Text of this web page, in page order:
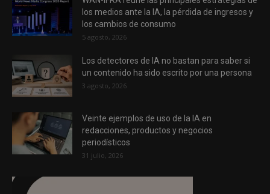
los medios ante la IA, la pérdida de ingresos y
los cambios de consumo
5 agosto, 2026
Los detectores de IA no bastan para saber si
un contenido ha sido escrito por una persona
3 agosto, 2026
Veinte ejemplos de uso de la IA en
redacciones, productos y negocios
periodísticos
31 julio, 2026